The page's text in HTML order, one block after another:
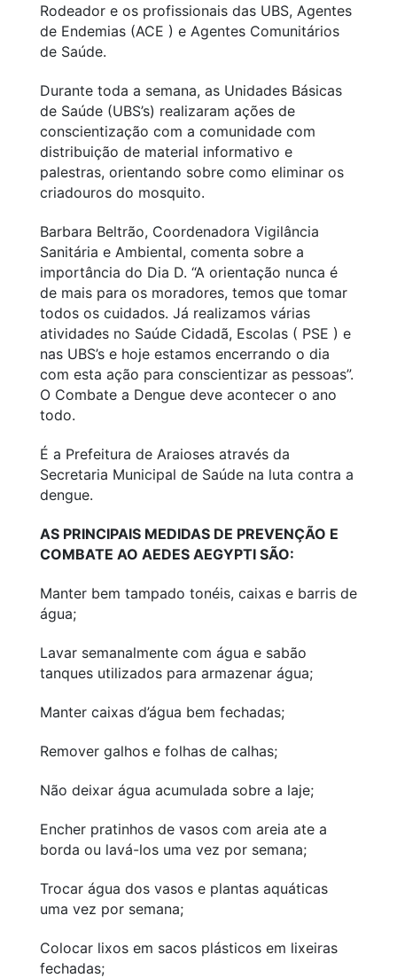
Rodeador e os profissionais das UBS, Agentes
de Endemias (ACE ) e Agentes Comunitários
de Saúde.
Durante toda a semana, as Unidades Básicas
de Saúde (UBS’s) realizaram ações de
conscientização com a comunidade com
distribuição de material informativo e
palestras, orientando sobre como eliminar os
criadouros do mosquito.
Barbara Beltrão, Coordenadora Vigilância
Sanitária e Ambiental, comenta sobre a
importância do Dia D. “A orientação nunca é
de mais para os moradores, temos que tomar
todos os cuidados. Já realizamos várias
atividades no Saúde Cidadã, Escolas ( PSE ) e
nas UBS’s e hoje estamos encerrando o dia
com esta ação para conscientizar as pessoas”.
O Combate a Dengue deve acontecer o ano
todo.
É a Prefeitura de Araioses através da
Secretaria Municipal de Saúde na luta contra a
dengue.
AS PRINCIPAIS MEDIDAS DE PREVENÇÃO E
COMBATE AO AEDES AEGYPTI SÃO:
Manter bem tampado tonéis, caixas e barris de
água;
Lavar semanalmente com água e sabão
tanques utilizados para armazenar água;
Manter caixas d’água bem fechadas;
Remover galhos e folhas de calhas;
Não deixar água acumulada sobre a laje;
Encher pratinhos de vasos com areia ate a
borda ou lavá-los uma vez por semana;
Trocar água dos vasos e plantas aquáticas
uma vez por semana;
Colocar lixos em sacos plásticos em lixeiras
fechadas;